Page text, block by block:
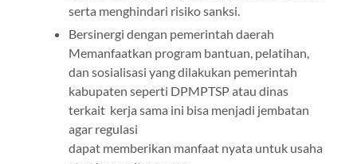
serta menghindari risiko sanksi.
Bersinergi dengan pemerintah daerah
Memanfaatkan program bantuan, pelatihan,
dan sosialisasi yang dilakukan pemerintah
kabupaten seperti DPMPTSP atau dinas
terkait kerja sama ini bisa menjadi jembatan
agar regulasi
dapat memberikan manfaat nyata untuk usaha